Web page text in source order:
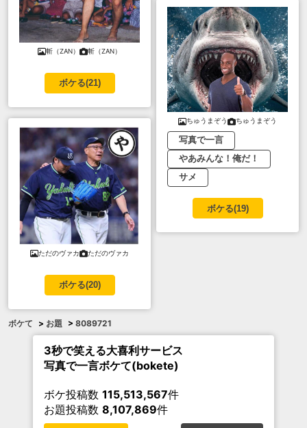
斬（ZAN） 斬（ZAN）
ボケる(21)
ただのヴァカ ただのヴァカ
ボケる(20)
ちゅうまぞう ちゅうまぞう
写真で一言
やあみんな！俺だ！
サメ
ボケる(19)
ボケて > お題 > 8089721
3秒で笑える大喜利サービス
写真で一言ボケて(bokete)
ボケ投稿数 115,513,567件
お題投稿数 8,107,869件